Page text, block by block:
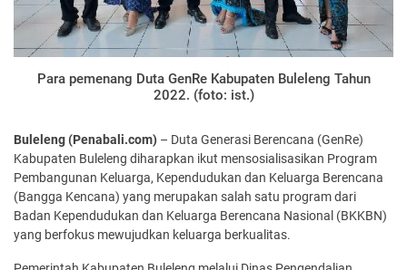
Para pemenang Duta GenRe Kabupaten Buleleng Tahun
2022. (foto: ist.)
Buleleng (Penabali.com) – Duta Generasi Berencana (GenRe)
Kabupaten Buleleng diharapkan ikut mensosialisasikan Program
Pembangunan Keluarga, Kependudukan dan Keluarga Berencana
(Bangga Kencana) yang merupakan salah satu program dari
Badan Kependudukan dan Keluarga Berencana Nasional (BKKBN)
yang berfokus mewujudkan keluarga berkualitas.